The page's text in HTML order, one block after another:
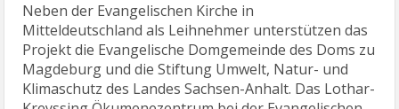
Neben der Evangelischen Kirche in
Mitteldeutschland als Leihnehmer unterstützen das
Projekt die Evangelische Domgemeinde des Doms zu
Magdeburg und die Stiftung Umwelt, Natur- und
Klimaschutz des Landes Sachsen-Anhalt. Das Lothar-